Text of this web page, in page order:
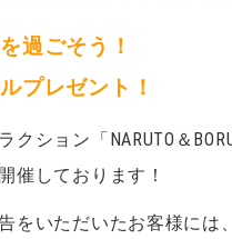
過ごそう！
プレゼント！
ション「NARUTO＆
催しております！
をいただいたお客様には